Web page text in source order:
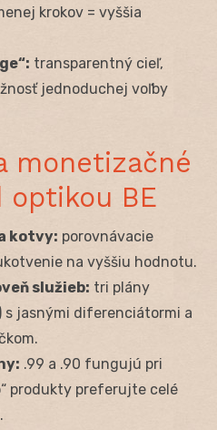
krokov = vyššia
transparentný cieľ,
jednoduchej voľby
monetizačné
BE
kotvy: porovnávacie
na vyššiu hodnotu.
služieb: tri plány
s jasnými diferenciátormi a
.99 a .90 fungujú pri
produkty preferujte celé